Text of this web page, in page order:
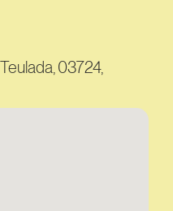
03724,